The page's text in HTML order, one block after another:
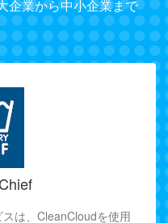
企業から中小企業まで
は、CleanCloudを使用